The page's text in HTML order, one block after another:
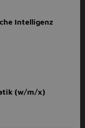
Intelligenz
(w/m/x)